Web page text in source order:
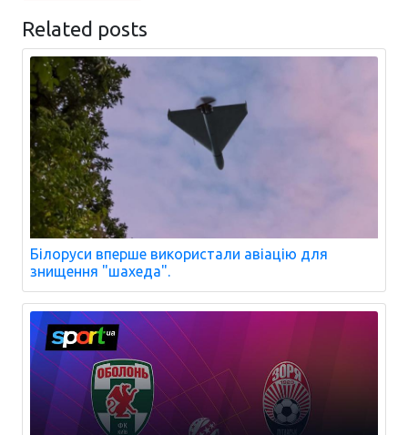
Related posts
Білоруси вперше використали авіацію для
знищення "шахеда".